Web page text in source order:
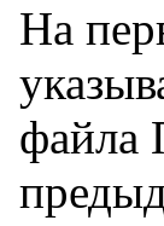
На
файла